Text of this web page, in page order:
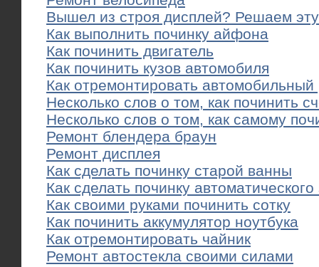
Вышел из строя дисплей? Решаем
Как выполнить починку айфона
Как починить двигатель
Как починить кузов автомобиля
Как отремонтировать автомобильный
Несколько слов о том, как починить
Несколько слов о том, как самому
Ремонт блендера браун
Ремонт дисплея
Как сделать починку старой ванны
Как сделать починку автоматического
Как своими руками починить сотку
Как починить аккумулятор ноутбука
Как отремонтировать чайник
Ремонт автостекла своими силами